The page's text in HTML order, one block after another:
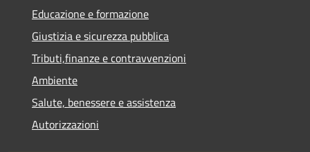
Educazione e formazione
Giustizia e sicurezza pubblica
Tributi,finanze e contravvenzioni
Ambiente
Salute, benessere e assistenza
Autorizzazioni